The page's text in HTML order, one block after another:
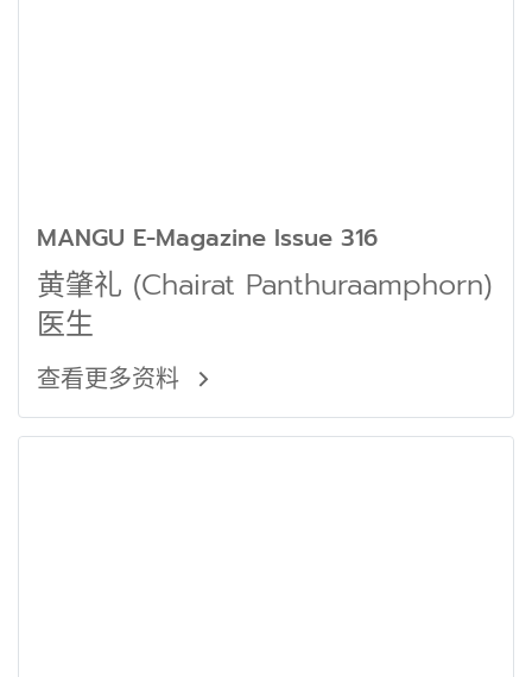
MANGU E-Magazine Issue 316
黄肇礼 (Chairat Panthuraamphorn)
医生
查看更多资料